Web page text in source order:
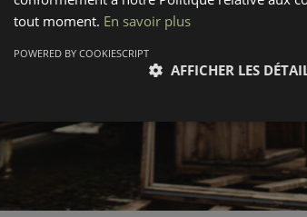
tout moment. En savoir plus
AFFICHER LES
POWERED BY COOKIESCRIPT